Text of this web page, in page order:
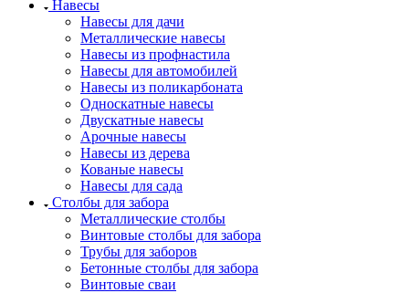
Навесы
Навесы для дачи
Металлические навесы
Навесы из профнастила
Навесы для автомобилей
Навесы из поликарбоната
Односкатные навесы
Двускатные навесы
Арочные навесы
Навесы из дерева
Кованые навесы
Навесы для сада
Столбы для забора
Металлические столбы
Винтовые столбы для забора
Трубы для заборов
Бетонные столбы для забора
Винтовые сваи